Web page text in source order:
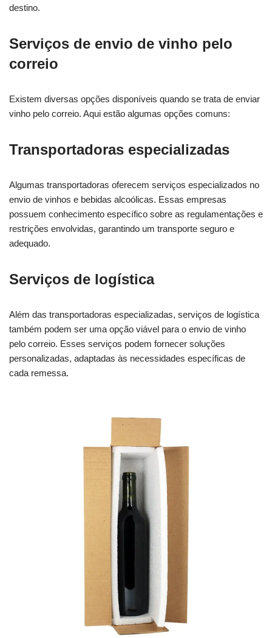
destino.
Serviços de envio de vinho pelo
correio
Existem diversas opções disponíveis quando se trata de enviar
vinho pelo correio. Aqui estão algumas opções comuns:
Transportadoras especializadas
Algumas transportadoras oferecem serviços especializados no
envio de vinhos e bebidas alcoólicas. Essas empresas
possuem conhecimento específico sobre as regulamentações e
restrições envolvidas, garantindo um transporte seguro e
adequado.
Serviços de logística
Além das transportadoras especializadas, serviços de logística
também podem ser uma opção viável para o envio de vinho
pelo correio. Esses serviços podem fornecer soluções
personalizadas, adaptadas às necessidades específicas de
cada remessa.